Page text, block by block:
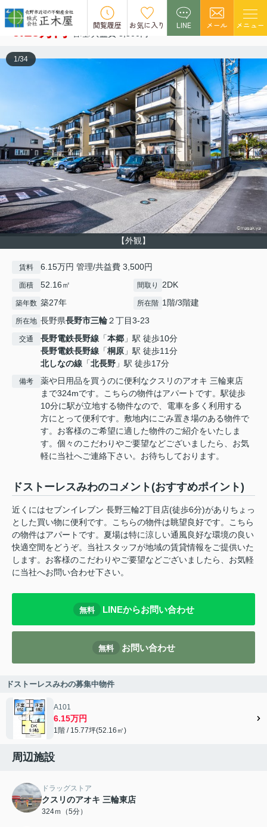
閲覧履歴 お気に入り LINE メール メニュー
ドストーレスみわ
6.15万円
【外観】
1/34
賃料 6.15万円 管理/共益費 3,500円
面積 52.16㎡ 間取り 2DK
築年数 築27年 所在階 1階/3階建
所在地 長野県長野市三輪２丁目3-23
交通 長野電鉄長野線 「本郷 」駅 徒歩10分
長野電鉄長野線 「桐原 」駅 徒歩11分
北しなの線 「北長野 」駅 徒歩17分
備考
薬や日用品を買うのに便利なクスリのアオキ 三輪東店
まで324mです。こちらの物件はアパートです。駅徒歩
10分に駅が立地する物件なので、電車を多く利用する
方にとって便利です。敷地内にごみ置き場のある物件で
す。お客様のご希望に適した物件のご紹介をいたしま
す。個々のこだわりやご要望などございましたら、お気
軽に当社へご連絡下さい。お待ちしております。
ドストーレスみわのコメント(おすすめポイント)
近くにはセブンイレブン 長野三輪2丁目店(徒歩6分)がありちょっ
とした買い物に便利です。こちらの物件は眺望良好です。こちら
の物件はアパートです。夏場は特に涼しい通風良好な環境の良い
快適空間をどうぞ。当社スタッフが地域の賃貸情報をご提供いた
します。お客様のこだわりやご要望などございましたら、お気軽
に当社へお問い合わせ下さい。
無料 LINEからお問い合わせ
無料 お問い合わせ
ドストーレスみわの募集中物件
A101
6.15万円
1階 / 15.77坪(52.16㎡)
周辺施設
ドラッグストア
クスリのアオキ 三輪東店
324ｍ（5分）